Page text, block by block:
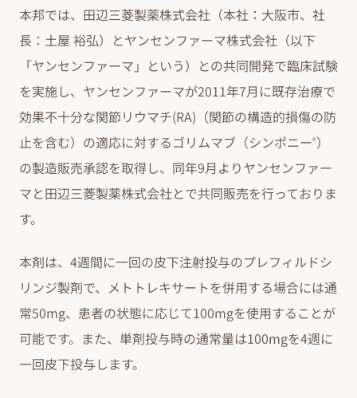
本邦では、田辺三菱製薬株式会社（本社：大阪市、社
長：土屋 裕弘）とヤンセンファーマ株式会社（以下
「ヤンセンファーマ」という）との共同開発で臨床試験
を実施し、ヤンセンファーマが2011年7月に既存治療で
効果不十分な関節リウマチ(RA)（関節の構造的損傷の防
止を含む）の適応に対するゴリムマブ（シンポニー®）
の製造販売承認を取得し、同年9月よりヤンセンファー
マと田辺三菱製薬株式会社とで共同販売を行っておりま
す。
本剤は、4週間に一回の皮下注射投与のプレフィルドシ
リンジ製剤で、メトトレキサートを併用する場合には通
常50mg、患者の状態に応じて100mgを使用することが
可能です。また、単剤投与時の通常量は100mgを4週に
一回皮下投与します。